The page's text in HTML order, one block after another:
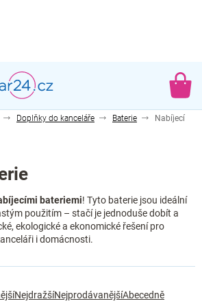
Doplňky do kanceláře Baterie
Nabíjecí
bateriemi! Tyto baterie jsou ideální
použitím – stačí je jednoduše dobít a
ekologické a ekonomické řešení pro
i domácnosti.
NejdražšíNejprodávanějšíAbecedně